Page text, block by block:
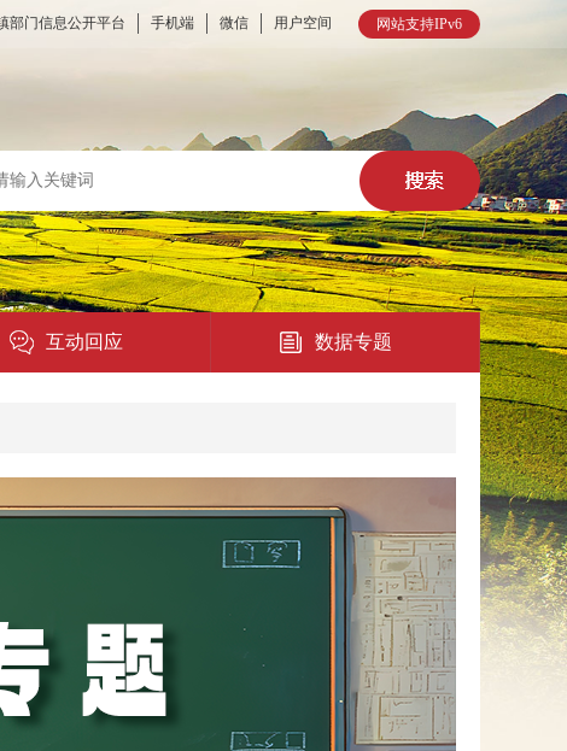
网站支持IPv6
部门信息公开平台 手机端 微信 用户空间
互动回应
在线访谈
数据专题